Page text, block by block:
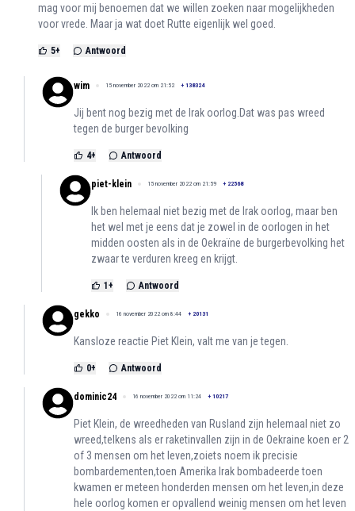
mag voor mij benoemen dat we willen zoeken naar mogelijkheden
voor vrede. Maar ja wat doet Rutte eigenlijk wel goed.
5+ Antwoord
wim 15 november 2022 om 21:52 + 138324
Jij bent nog bezig met de Irak oorlog.Dat was pas wreed
tegen de burger bevolking
4+ Antwoord
piet-klein 15 november 2022 om 21:59 + 22568
Ik ben helemaal niet bezig met de Irak oorlog, maar ben
het wel met je eens dat je zowel in de oorlogen in het
midden oosten als in de Oekraïne de burgerbevolking het
zwaar te verduren kreeg en krijgt.
1 + Antwoord
gekko 16 november 2022 om 8:44 + 20131
Kansloze reactie Piet Klein, valt me van je tegen.
0+ Antwoord
dominic24 16 november 2022 om 11:24 + 10217
Piet Klein, de wreedheden van Rusland zijn helemaal niet zo
wreed,telkens als er raketinvallen zijn in de Oekraine koen er 2
of 3 mensen om het leven,zoiets noem ik precisie
bombardementen,toen Amerika Irak bombadeerde toen
kwamen er meteen honderden mensen om het leven,in deze
hele oorlog komen er opvallend weinig mensen om het leven